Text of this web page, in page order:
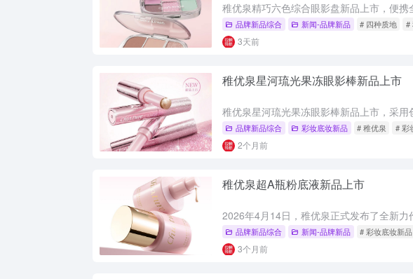
品牌新品综合 新闻-品牌新品 # 四种质地 #
3天前
稚优泉星河琉光果冻眼影棒新品上市
品牌新品综合 彩妆底妆新品 # 稚优泉 # 彩
2个月前
稚优泉超A瓶粉底液新品上市
品牌新品综合 新闻-品牌新品 # 彩妆底妆新品
3个月前